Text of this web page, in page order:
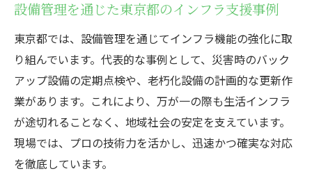
東京都の設備管理業界で評価されるスキル
スキルアップに繋がる設備管理の学び方
設備管理現場の実例から見る成長のポイン
ト
専門性を高める設備管理研修の特徴
東京都で注目される設備管理の役割と意義
設備管理が東京都で果たす重要な役割とは
設備管理を通じた東京都のインフラ支援事例
東京都では、設備管理を通じてインフラ機能の強化に取
り組んでいます。代表的な事例として、災害時のバック
アップ設備の定期点検や、老朽化設備の計画的な更新作
業があります。これにより、万が一の際も生活インフラ
が途切れることなく、地域社会の安定を支えています。
現場では、プロの技術力を活かし、迅速かつ確実な対応
を徹底しています。